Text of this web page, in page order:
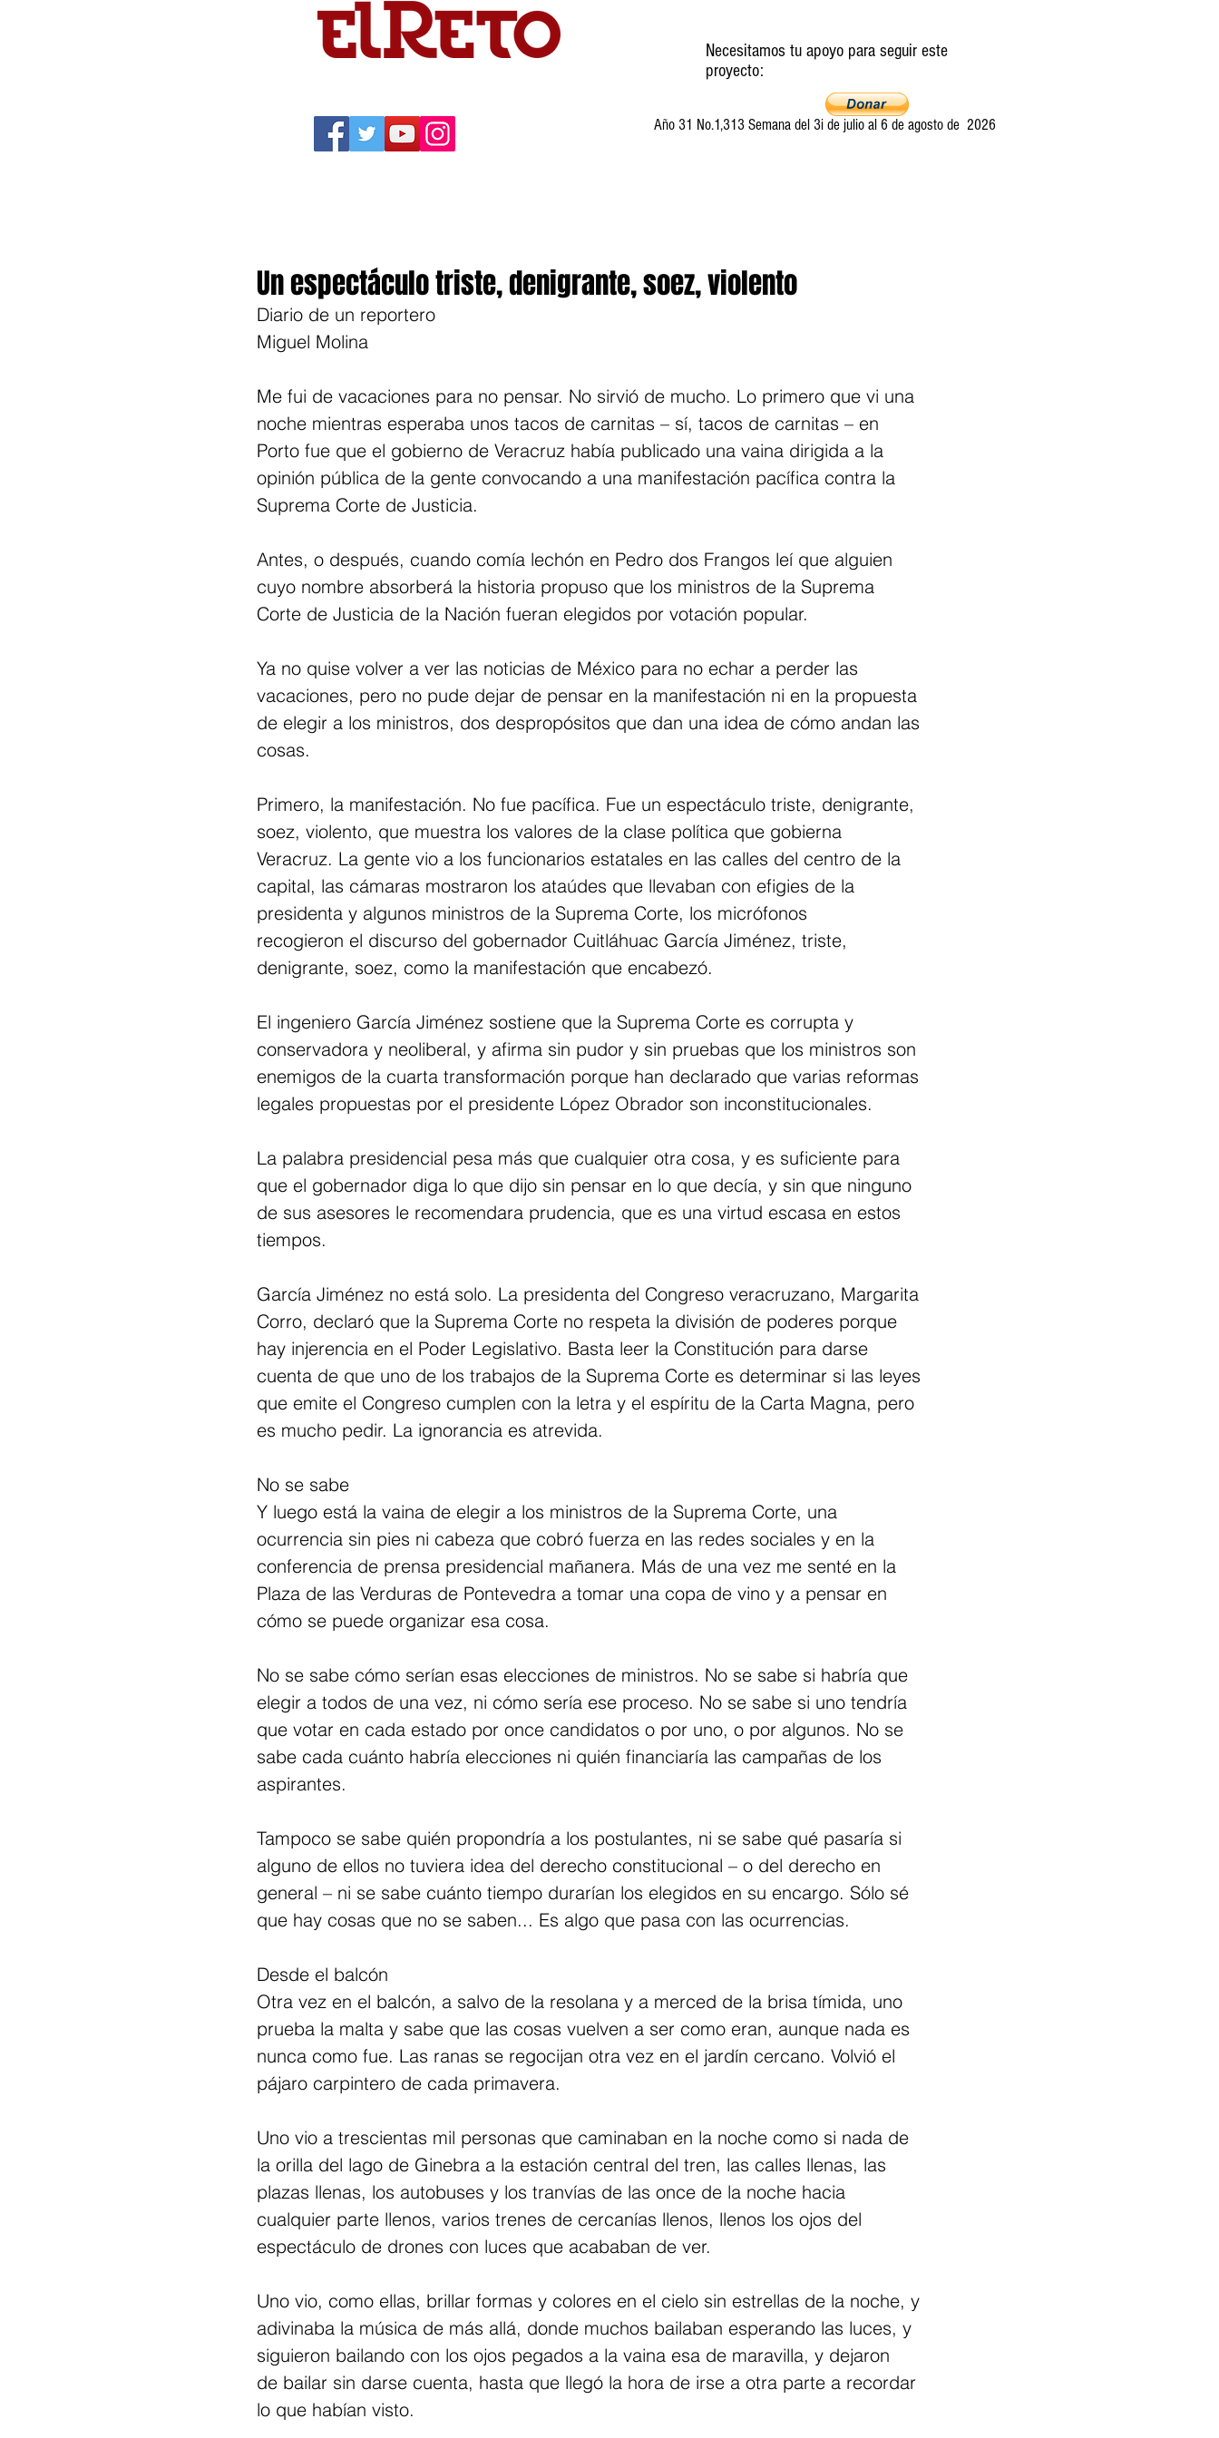
Necesitamos tu apoyo para seguir este
proyecto:
Año 31 No.1,313 Semana del 3i de julio al 6 de agosto de 2026
Un espectáculo triste, denigrante, soez, violento
Diario de un reportero
Miguel Molina
Me fui de vacaciones para no pensar. No sirvió de mucho. Lo primero que vi una
noche mientras esperaba unos tacos de carnitas – sí, tacos de carnitas – en
Porto fue que el gobierno de Veracruz había publicado una vaina dirigida a la
opinión pública de la gente convocando a una manifestación pacífica contra la
Suprema Corte de Justicia.
Antes, o después, cuando comía lechón en Pedro dos Frangos leí que alguien
cuyo nombre absorberá la historia propuso que los ministros de la Suprema
Corte de Justicia de la Nación fueran elegidos por votación popular.
Ya no quise volver a ver las noticias de México para no echar a perder las
vacaciones, pero no pude dejar de pensar en la manifestación ni en la propuesta
de elegir a los ministros, dos despropósitos que dan una idea de cómo andan las
cosas.
Primero, la manifestación. No fue pacífica. Fue un espectáculo triste, denigrante,
soez, violento, que muestra los valores de la clase política que gobierna
Veracruz. La gente vio a los funcionarios estatales en las calles del centro de la
capital, las cámaras mostraron los ataúdes que llevaban con efigies de la
presidenta y algunos ministros de la Suprema Corte, los micrófonos
recogieron el discurso del gobernador Cuitláhuac García Jiménez, triste,
denigrante, soez, como la manifestación que encabezó.
El ingeniero García Jiménez sostiene que la Suprema Corte es corrupta y
conservadora y neoliberal, y afirma sin pudor y sin pruebas que los ministros son
enemigos de la cuarta transformación porque han declarado que varias reformas
legales propuestas por el presidente López Obrador son inconstitucionales.
La palabra presidencial pesa más que cualquier otra cosa, y es suficiente para
que el gobernador diga lo que dijo sin pensar en lo que decía, y sin que ninguno
de sus asesores le recomendara prudencia, que es una virtud escasa en estos
tiempos.
García Jiménez no está solo. La presidenta del Congreso veracruzano, Margarita
Corro, declaró que la Suprema Corte no respeta la división de poderes porque
hay injerencia en el Poder Legislativo. Basta leer la Constitución para darse
cuenta de que uno de los trabajos de la Suprema Corte es determinar si las leyes
que emite el Congreso cumplen con la letra y el espíritu de la Carta Magna, pero
es mucho pedir. La ignorancia es atrevida.
No se sabe
Y luego está la vaina de elegir a los ministros de la Suprema Corte, una
ocurrencia sin pies ni cabeza que cobró fuerza en las redes sociales y en la
conferencia de prensa presidencial mañanera. Más de una vez me senté en la
Plaza de las Verduras de Pontevedra a tomar una copa de vino y a pensar en
cómo se puede organizar esa cosa.
No se sabe cómo serían esas elecciones de ministros. No se sabe si habría que
elegir a todos de una vez, ni cómo sería ese proceso. No se sabe si uno tendría
que votar en cada estado por once candidatos o por uno, o por algunos. No se
sabe cada cuánto habría elecciones ni quién financiaría las campañas de los
aspirantes.
Tampoco se sabe quién propondría a los postulantes, ni se sabe qué pasaría si
alguno de ellos no tuviera idea del derecho constitucional – o del derecho en
general – ni se sabe cuánto tiempo durarían los elegidos en su encargo. Sólo sé
que hay cosas que no se saben... Es algo que pasa con las ocurrencias.
Desde el balcón
Otra vez en el balcón, a salvo de la resolana y a merced de la brisa tímida, uno
prueba la malta y sabe que las cosas vuelven a ser como eran, aunque nada es
nunca como fue. Las ranas se regocijan otra vez en el jardín cercano. Volvió el
pájaro carpintero de cada primavera.
Uno vio a trescientas mil personas que caminaban en la noche como si nada de
la orilla del lago de Ginebra a la estación central del tren, las calles llenas, las
plazas llenas, los autobuses y los tranvías de las once de la noche hacia
cualquier parte llenos, varios trenes de cercanías llenos, llenos los ojos del
espectáculo de drones con luces que acababan de ver.
Uno vio, como ellas, brillar formas y colores en el cielo sin estrellas de la noche, y
adivinaba la música de más allá, donde muchos bailaban esperando las luces, y
siguieron bailando con los ojos pegados a la vaina esa de maravilla, y dejaron
de bailar sin darse cuenta, hasta que llegó la hora de irse a otra parte a recordar
lo que habían visto.